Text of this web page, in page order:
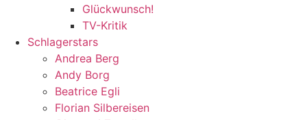
Glückwunsch!
TV-Kritik
Schlagerstars
Andrea Berg
Andy Borg
Beatrice Egli
Florian Silbereisen